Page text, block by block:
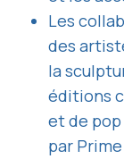
Les
des
la
éditions
et de
par